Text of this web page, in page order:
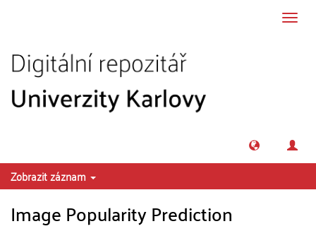
Zobrazit záznam
Image Popularity Prediction